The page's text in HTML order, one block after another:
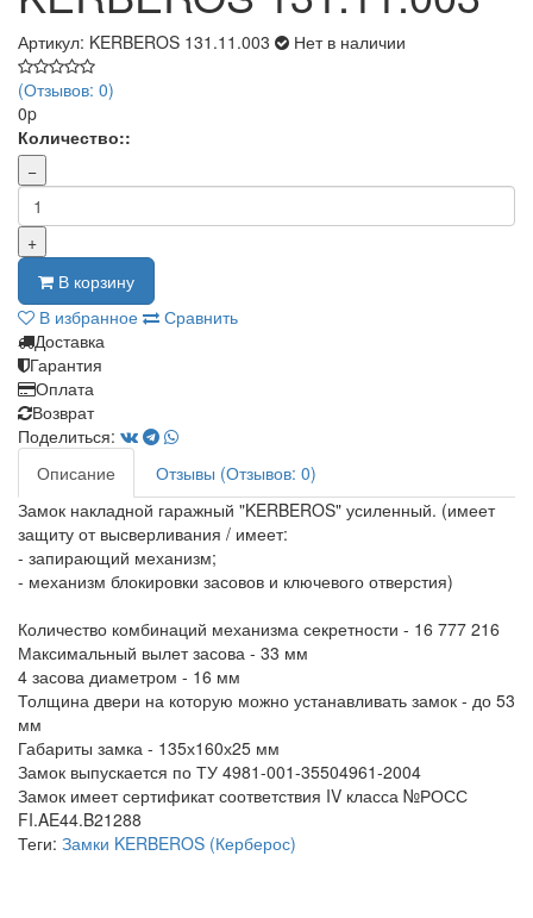
Артикул: KERBEROS 131.11.003
Нет в наличии
(Отзывов: 0)
0p
Количество::
−
+
В корзину
В избранное
Сравнить
Доставка
Гарантия
Оплата
Возврат
Поделиться:
Описание
Отзывы (Отзывов: 0)
Замок накладной гаражный "KERBEROS" усиленный. (имеет
защиту от высверливания / имеет:
- запирающий механизм;
- механизм блокировки засовов и ключевого отверстия)
Количество комбинаций механизма секретности - 16 777 216
Максимальный вылет засова - 33 мм
4 засова диаметром - 16 мм
Толщина двери на которую можно устанавливать замок - до 53
мм
Габариты замка - 135х160х25 мм
Замок выпускается по ТУ 4981-001-35504961-2004
Замок имеет сертификат соответствия IV класса №РОСС
FI.AE44.B21288
Теги: Замки KERBEROS (Керберос)